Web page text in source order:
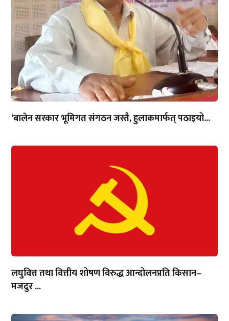
‘बालेन सरकार भूमिगत संगठन जस्तै, हुलाकमार्फत् पठाइयो...
लघुवित्त तथा वित्तीय शोषण विरुद्ध आन्दोलनप्रति किसान–
मजदुर ...